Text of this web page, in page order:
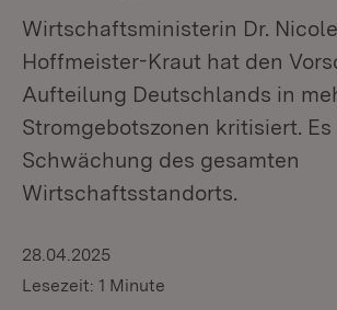
Wirtschaftsministerin Dr. Nicole
Hoffmeister-Kraut hat den
Aufteilung Deutschlands in
Stromgebotszonen kritisiert.
Schwächung des gesamten
Wirtschaftsstandorts.
28.04.2025
Lesezeit: 1 Minute